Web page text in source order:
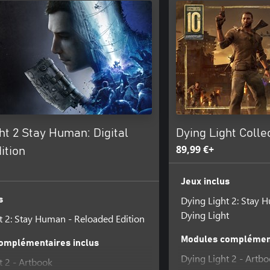
2 Stay Human: Digital
2: Stay Human - Reloaded Edition
inclus
2 - Artbook
Dying Light
89,99 €+
Jeux inclus
Dying Light 2: Stay
Dying Light
Modules
Dying Light 2 -